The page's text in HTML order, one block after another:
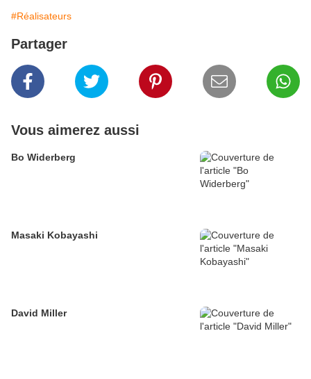
#Réalisateurs
Partager
Vous aimerez aussi
Bo Widerberg
Masaki Kobayashi
David Miller